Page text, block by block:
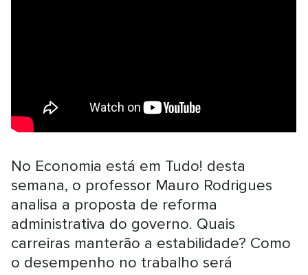
No Economia está em Tudo! desta
semana, o professor Mauro Rodrigues
analisa a proposta de reforma
administrativa do governo. Quais
carreiras manterão a estabilidade? Como
o desempenho no trabalho será